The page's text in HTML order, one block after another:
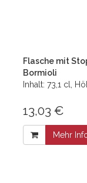
Flasche mit
Bormioli
Inhalt: 73,1 cl,
13,03 €
Mehr